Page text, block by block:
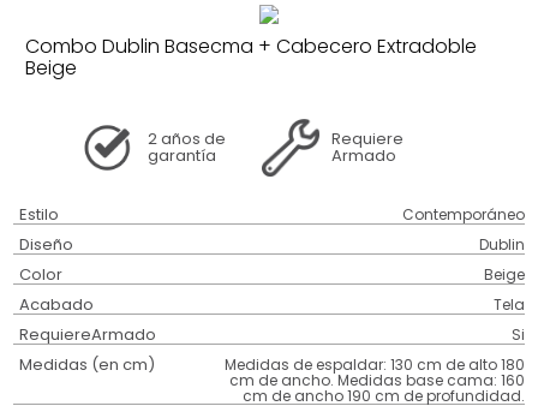
Combo Dublin Basecma + Cabecero Extradoble
Beige
2 años de
garantía
Requiere
Armado
Estilo Contemporáneo
Diseño Dublin
Color Beige
Acabado Tela
RequiereArmado Si
Medidas (en cm) Medidas de espaldar: 130 cm de alto 180
cm de ancho. Medidas base cama: 160
cm de ancho 190 cm de profundidad.